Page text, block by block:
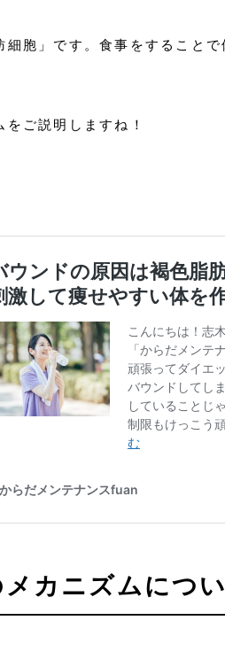
胞」です。食事をすること
ご説明しますね！
カニズムにつ